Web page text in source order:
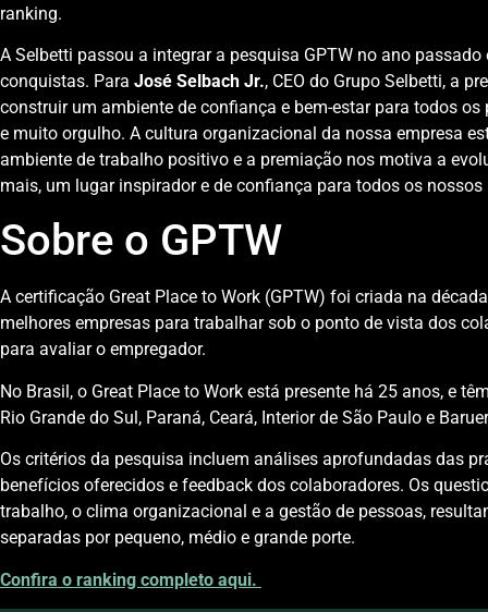
ranking.
A Selbetti passou a integrar a pesquisa GPTW no ano
conquistas. Para José Selbach Jr., CEO do Grupo Selbetti, a
construir um ambiente de confiança e bem-estar para todos
e muito orgulho. A cultura organizacional da nossa empresa
ambiente de trabalho positivo e a premiação nos motiva a
mais, um lugar inspirador e de confiança para todos os
Sobre o GPTW
A certificação Great Place to Work (GPTW) foi criada na
melhores empresas para trabalhar sob o ponto de vista dos
para avaliar o empregador.
No Brasil, o Great Place to Work está presente há 25 anos, e
Rio Grande do Sul, Paraná, Ceará, Interior de São Paulo e
Os critérios da pesquisa incluem análises aprofundadas das
benefícios oferecidos e feedback dos colaboradores. Os
trabalho, o clima organizacional e a gestão de pessoas,
separadas por pequeno, médio e grande porte.
Confira o ranking completo aqui.